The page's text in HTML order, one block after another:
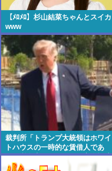
【ﾒﾛﾒﾛ】杉山結菜ちゃんとスイカ
www
裁判所「トランプ大統領はホワイ
トハウスの一時的な賃借人であ
り、所有者ではない」、宴会場建
設の工事差し止め命令